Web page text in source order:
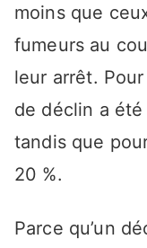
moins que
fumeurs au
leur arrêt.
de déclin a
tandis que
20 %.
Parce qu’un